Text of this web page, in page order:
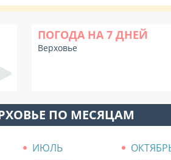
ПОГОДА НА 7 ДНЕЙ
Верховье
ПО МЕСЯЦАМ
ИЮЛЬ